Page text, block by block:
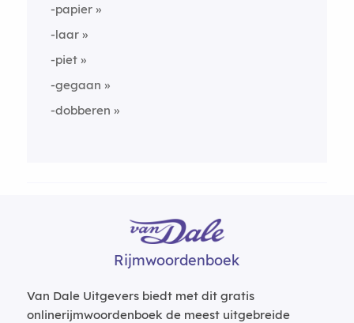
-papier
-laar
-piet
-gegaan
-dobberen
Rijmwoordenboek
Van Dale Uitgevers biedt met dit gratis
onlinerijmwoordenboek de meest uitgebreide